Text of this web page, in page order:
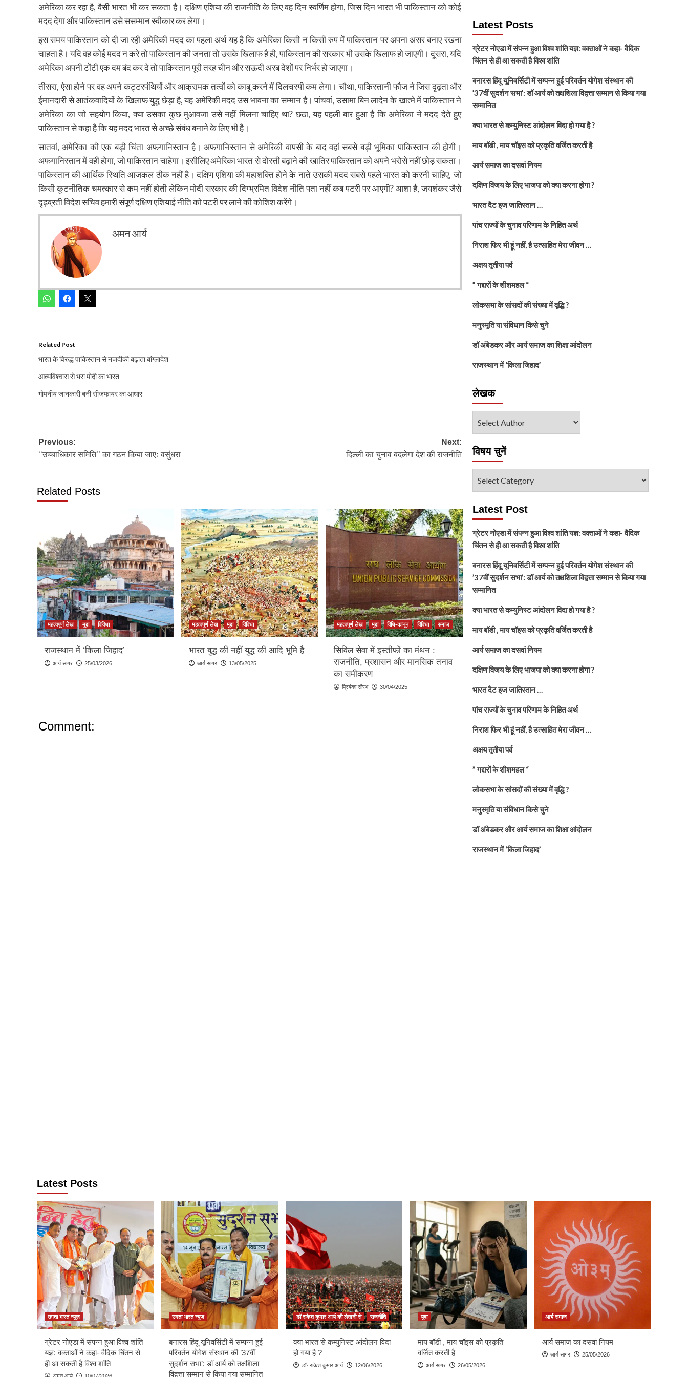
अमेरिका कर रहा है, वैसी भारत भी कर सकता है। दक्षिण एशिया की राजनीति के लिए वह दिन स्वर्णिम होगा, जिस दिन भारत भी पाकिस्तान को कोई
मदद देगा और पाकिस्तान उसे ससम्मान स्वीकार कर लेगा।
इस समय पाकिस्तान को दी जा रही अमेरिकी मदद का पहला अर्थ यह है कि अमेरिका किसी न किसी रुप में पाकिस्तान पर अपना असर बनाए रखना
चाहता है। यदि वह कोई मदद न करे तो पाकिस्तान की जनता तो उसके खिलाफ है ही, पाकिस्तान की सरकार भी उसके खिलाफ हो जाएगी। दूसरा, यदि
अमेरिका अपनी टोंटी एक दम बंद कर दे तो पाकिस्तान पूरी तरह चीन और सऊदी अरब देशों पर निर्भर हो जाएगा।
तीसरा, ऐसा होने पर वह अपने कट्टरपंथियों और आक्रामक तत्वों को काबू करने में दिलचस्पी कम लेगा। चौथा, पाकिस्तानी फौज ने जिस दृढ़ता और
ईमानदारी से आतंकवादियों के खिलाफ युद्ध छेड़ा है, यह अमेरिकी मदद उस भावना का सम्मान है। पांचवां, उसामा बिन लादेन के खात्मे में पाकिस्तान ने
अमेरिका का जो सहयोग किया, क्या उसका कुछ मुआवजा उसे नहीं मिलना चाहिए था? छठा, यह पहली बार हुआ है कि अमेरिका ने मदद देते हुए
पाकिस्तान से कहा है कि यह मदद भारत से अच्छे संबंध बनाने के लिए भी है।
सातवां, अमेरिका की एक बड़ी चिंता अफगानिस्तान है। अफगानिस्तान से अमेरिकी वापसी के बाद वहां सबसे बड़ी भूमिका पाकिस्तान की होगी।
अफगानिस्तान में वही होगा, जो पाकिस्तान चाहेगा। इसीलिए अमेरिका भारत से दोस्ती बढ़ाने की खातिर पाकिस्तान को अपने भरोसे नहीं छोड़ सकता।
पाकिस्तान की आर्थिक स्थिति आजकल ठीक नहीं है। दक्षिण एशिया की महाशक्ति होने के नाते उसकी मदद सबसे पहले भारत को करनी चाहिए, जो
किसी कूटनीतिक चमत्कार से कम नहीं होती लेकिन मोदी सरकार की दिग्भ्रमित विदेश नीति पता नहीं कब पटरी पर आएगी? आशा है, जयशंकर जैसे
दृढ़व्रती विदेश सचिव हमारी संपूर्ण दक्षिण एशियाई नीति को पटरी पर लाने की कोशिश करेंगे।
अमन आर्य
Related Post
भारत के विरुद्ध पाकिस्तान से नजदीकी बढ़ाता बांग्लादेश
आत्मविश्वास से भरा मोदी का भारत
गोपनीय जानकारी बनी सीजफायर का आधार
Post
navigation
Previous:
‘‘उच्चाधिकार समिति’’ का गठन किया जाएः वसुंधरा
Next:
दिल्ली का चुनाव बदलेगा देश की राजनीति
Related Posts
महत्वपूर्ण लेख मुद्दा विविधा
राजस्थान में ‘किला जिहाद’
आर्य सागर 25/03/2026
महत्वपूर्ण लेख मुद्दा विविधा
भारत बुद्ध की नहीं युद्ध की आदि भूमि है
आर्य सागर 13/05/2025
महत्वपूर्ण लेख मुद्दा विधि-कानून विविधा समाज
सिविल सेवा में इस्तीफों का मंथन :
राजनीति, प्रशासन और मानसिक तनाव
का समीकरण
प्रियंका सौरभ 30/04/2025
Comment:
Latest Posts
ग्रेटर नोएडा में संपन्न हुआ विश्व शांति यज्ञ: वक्ताओं ने कहा- वैदिक
चिंतन से ही आ सकती है विश्व शांति
बनारस हिंदू यूनिवर्सिटी में सम्पन्न हुई परिवर्तन योगेश संस्थान की
’37वीं सुदर्शन सभा’: डॉ आर्य को तक्षशिला विद्वत्ता सम्मान से किया गया
सम्मानित
क्या भारत से कम्युनिस्ट आंदोलन विदा हो गया है ?
माय बॉडी , माय चॉइस को प्रकृति वर्जित करती है
आर्य समाज का दसवां नियम
दक्षिण विजय के लिए भाजपा को क्या करना होगा ?
भारत दैट इज जातिस्तान …
पांच राज्यों के चुनाव परिणाम के निहित अर्थ
निराश फिर भी हूं नहीं, है उत्साहित मेरा जीवन …
अक्षय तृतीया पर्व
” गद्दारों के शीशमहल “
लोकसभा के सांसदों की संख्या में वृद्धि ?
मनुस्मृति या संविधान किसे चुने
डॉ अंबेडकर और आर्य समाज का शिक्षा आंदोलन
राजस्थान में ‘किला जिहाद’
लेखक
विषय चुनें
Latest Post
ग्रेटर नोएडा में संपन्न हुआ विश्व शांति यज्ञ: वक्ताओं ने कहा- वैदिक
चिंतन से ही आ सकती है विश्व शांति
बनारस हिंदू यूनिवर्सिटी में सम्पन्न हुई परिवर्तन योगेश संस्थान की
’37वीं सुदर्शन सभा’: डॉ आर्य को तक्षशिला विद्वत्ता सम्मान से किया गया
सम्मानित
क्या भारत से कम्युनिस्ट आंदोलन विदा हो गया है ?
माय बॉडी , माय चॉइस को प्रकृति वर्जित करती है
आर्य समाज का दसवां नियम
दक्षिण विजय के लिए भाजपा को क्या करना होगा ?
भारत दैट इज जातिस्तान …
पांच राज्यों के चुनाव परिणाम के निहित अर्थ
निराश फिर भी हूं नहीं, है उत्साहित मेरा जीवन …
अक्षय तृतीया पर्व
” गद्दारों के शीशमहल “
लोकसभा के सांसदों की संख्या में वृद्धि ?
मनुस्मृति या संविधान किसे चुने
डॉ अंबेडकर और आर्य समाज का शिक्षा आंदोलन
राजस्थान में ‘किला जिहाद’
Latest Posts
उगता भारत न्यूज़
ग्रेटर नोएडा में संपन्न हुआ विश्व शांति
यज्ञ: वक्ताओं ने कहा- वैदिक चिंतन से
ही आ सकती है विश्व शांति
उगता भारत न्यूज़
बनारस हिंदू यूनिवर्सिटी में सम्पन्न हुई
परिवर्तन योगेश संस्थान की ’37वीं
सुदर्शन सभा’: डॉ आर्य को तक्षशिला
विद्वत्ता सम्मान से किया गया सम्मानित
डॉ राकेश कुमार आर्य की लेखनी से राजनीति
क्या भारत से कम्युनिस्ट आंदोलन विदा
हो गया है ?
डॉ॰ राकेश कुमार आर्य 12/06/2026
युवा
माय बॉडी , माय चॉइस को प्रकृति
वर्जित करती है
आर्य सागर 26/05/2026
आर्य समाज
आर्य समाज का दसवां नियम
आर्य सागर 25/05/2026